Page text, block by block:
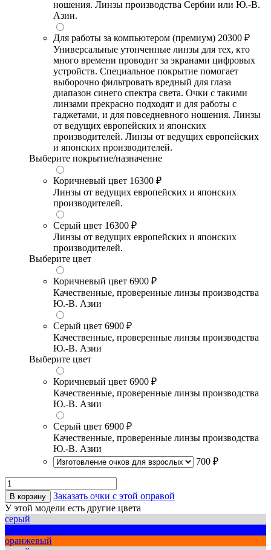
ношения. Линзы производства Сербии или Ю.-В.
Азии.
Для работы за компьютером (премиум) 20300 ₽
Универсальные утонченные линзы для тех, кто
много времени проводит за экранами цифровых
устройств. Специальное покрытие помогает
выборочно фильтровать вредный для глаза
диапазон синего спектра света. Очки с такими
линзами прекрасно подходят и для работы с
гаджетами, и для повседневного ношения. Линзы
от ведущих европейских и японских
производителей. Линзы от ведущих европейских
и японских производителей.
Выберите покрытие/назначение
Коричневый цвет 16300 ₽
Линзы от ведущих европейских и японских
производителей.
Серый цвет 16300 ₽
Линзы от ведущих европейских и японских
производителей.
Выберите цвет
Коричневый цвет 6900 ₽
Качественные, проверенные линзы производства
Ю.-В. Азии
Серый цвет 6900 ₽
Качественные, проверенные линзы производства
Ю.-В. Азии
Выберите цвет
Коричневый цвет 6900 ₽
Качественные, проверенные линзы производства
Ю.-В. Азии
Серый цвет 6900 ₽
Качественные, проверенные линзы производства
Ю.-В. Азии
700 ₽
В корзину
Заказать очки с этой оправой
У этой модели есть другие цвета
серый
оранжевый